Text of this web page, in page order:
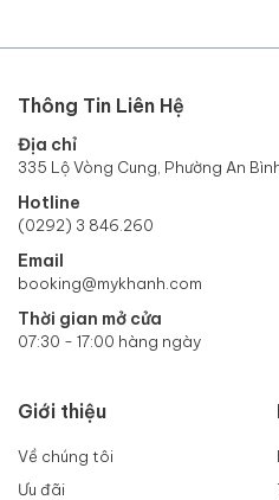
Thông Tin Liên Hệ
Địa chỉ
335 Lộ Vòng Cung, Phường An
Hotline
(0292) 3 846.260
Email
booking@mykhanh.com
Thời gian mở cửa
07:30 - 17:00 hàng ngày
Giới thiệu
Về chúng tôi
Ưu đãi